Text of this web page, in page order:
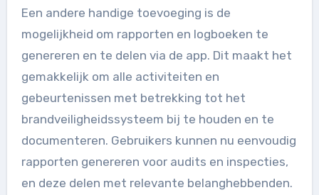
Een andere handige toevoeging is de
mogelijkheid om rapporten en logboeken te
genereren en te delen via de app. Dit maakt het
gemakkelijk om alle activiteiten en
gebeurtenissen met betrekking tot het
brandveiligheidssysteem bij te houden en te
documenteren. Gebruikers kunnen nu eenvoudig
rapporten genereren voor audits en inspecties,
en deze delen met relevante belanghebbenden.